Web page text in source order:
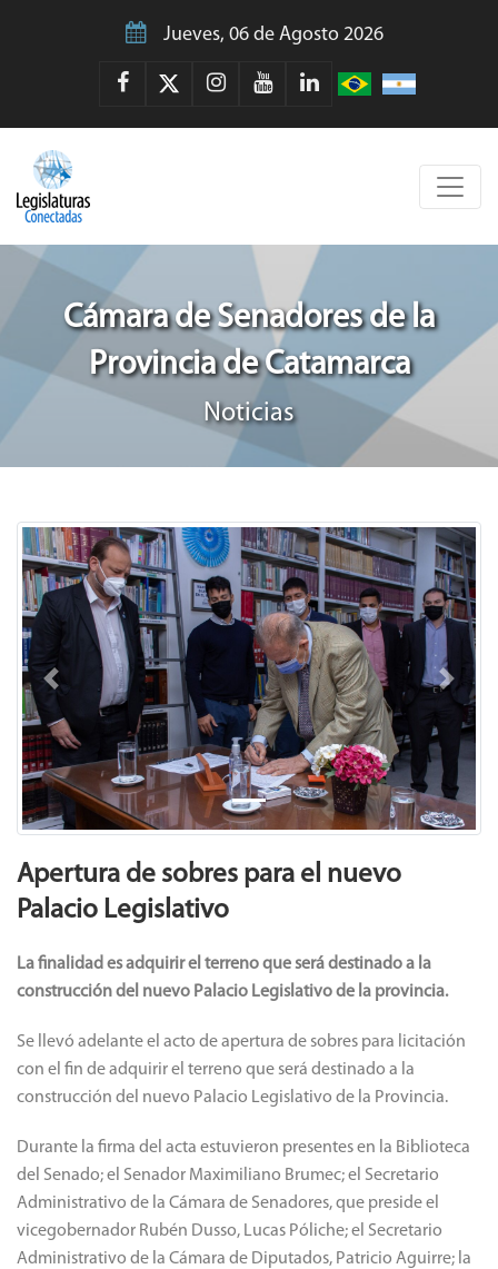
Jueves, 06 de Agosto 2026
Cámara de Senadores de la
Provincia de Catamarca
Noticias
Previous Next
Apertura de sobres para el nuevo
Palacio Legislativo
La finalidad es adquirir el terreno que será destinado a la
construcción del nuevo Palacio Legislativo de la provincia.
Se llevó adelante el acto de apertura de sobres para licitación
con el fin de adquirir el terreno que será destinado a la
construcción del nuevo Palacio Legislativo de la Provincia.
Durante la firma del acta estuvieron presentes en la Biblioteca
del Senado; el Senador Maximiliano Brumec; el Secretario
Administrativo de la Cámara de Senadores, que preside el
vicegobernador Rubén Dusso, Lucas Póliche; el Secretario
Administrativo de la Cámara de Diputados, Patricio Aguirre; la